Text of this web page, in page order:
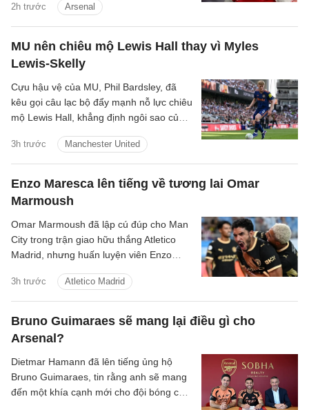
2h trước Arsenal
mới.
MU nên chiêu mộ Lewis Hall thay vì Myles
Lewis-Skelly
3h trước Manchester United
Cựu hậu vệ của MU, Phil Bardsley, đã
kêu gọi câu lạc bộ đẩy mạnh nỗ lực chiêu
mộ Lewis Hall, khẳng định ngôi sao của
cho sân Old Trafford.
Enzo Maresca lên tiếng về tương lai Omar
Marmoush
3h trước Atletico Madrid
Omar Marmoush đã lập cú đúp cho Man
City trong trận giao hữu thắng Atletico
Madrid, nhưng huấn luyện viên Enzo
anh.
Bruno Guimaraes sẽ mang lại điều gì cho
Arsenal?
Dietmar Hamann đã lên tiếng ủng hộ
Bruno Guimaraes, tin rằng anh sẽ mang
đến một khía cạnh mới cho đội bóng của